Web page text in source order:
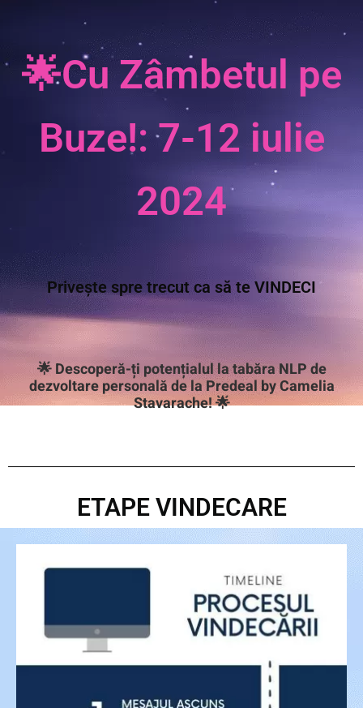
🌟Cu Zâmbetul pe
Buze!: 7-12 iulie
2024
Privește spre trecut ca să te VINDECI
🌟 Descoperă-ți potențialul la tabăra NLP de
dezvoltare personală de la Predeal by Camelia
Stavarache! 🌟
ETAPE VINDECARE